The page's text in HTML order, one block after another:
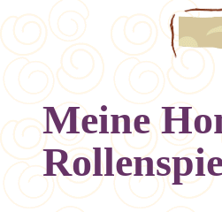
Meine